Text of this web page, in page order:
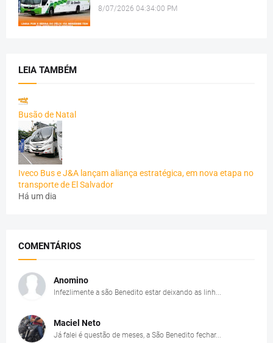
8/07/2026 04:34:00 PM
LEIA TAMBÉM
Busão de Natal
Iveco Bus e J&A lançam aliança estratégica, em nova etapa no
transporte de El Salvador
Há um dia
COMENTÁRIOS
Anomino
Infezlimente a são Benedito estar deixando as linh...
Maciel Neto
Já falei é questão de meses, a São Benedito fechar...